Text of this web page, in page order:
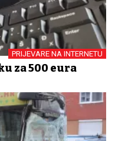
PRIJEVARE NA INTERNETU
za 500 eura